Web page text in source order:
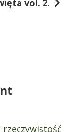
vol. 2.
rzeczywistość